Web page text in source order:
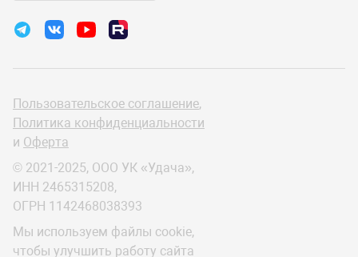
Пользовательское соглашение,
Политика конфиденциальности
и Оферта
© 2021-2025, ООО УК «Удача»,
ИНН 2465315208,
ОГРН 1142468038393
Мы используем файлы cookie,
чтобы улучшить работу сайта